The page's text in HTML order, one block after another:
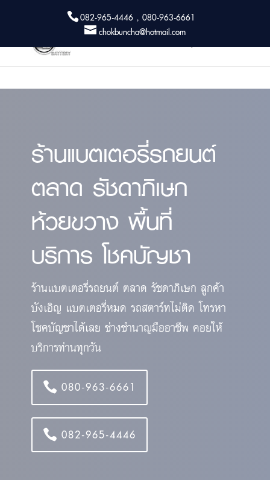
082-965-4446 , 080-963-6661
chokbuncha@hotmail.com
ร้านแบตเตอรี่รถยนต์
ตลาด รัชดาภิเษก
ห้วยขวาง พื้นที่
บริการ โชคบัญชา
ร้านแบตเตอรี่รถยนต์ ตลาด รัชดาภิเษก ลูกค้า
บังเอิญ แบตเตอรี่หมด รถสตาร์ทไม่ติด โทรหา
โชคบัญชาได้เลย ช่างชำนาญมืออาชีพ คอยให้
บริการท่านทุกวัน
080-963-6661
082-965-4446